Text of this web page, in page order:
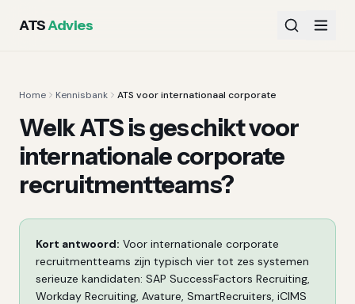
ATSAdvies
Home Kennisbank ATS voor internationaal corporate
Welk ATS is geschikt voor
internationale corporate
recruitmentteams?
Kort antwoord: Voor internationale corporate
recruitmentteams zijn typisch vier tot zes systemen
serieuze kandidaten: SAP SuccessFactors Recruiting,
Workday Recruiting, Avature, SmartRecruiters, iCIMS